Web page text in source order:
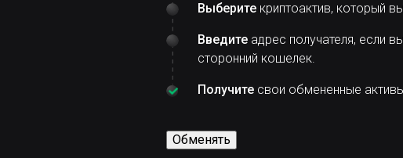
Выберите криптоактив, который
Введите адрес получателя, если
сторонний кошелек.
Получите свои обмененные
Обменять